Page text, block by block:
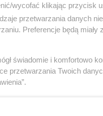
wycofać klikając przycisk
przetwarzania danych
Preferencje będą miały
świadomie i komfortowo
przetwarzania Twoich